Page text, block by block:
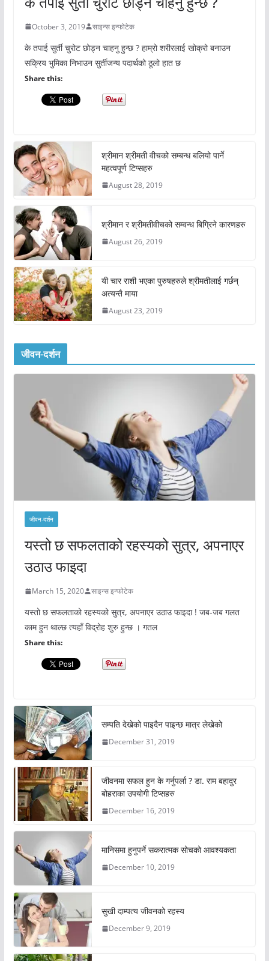
October 3, 2019 साइन्स इन्फोटेक
के तपाई सुर्ती चुरोट छोड्न चाहनु हुन्छ ? हाम्रो शरीरलाई खोक्रो बनाउन
सक्रिय भुमिका निभाउन सुर्तीजन्य पदार्थको ठूलो हात छ
Share this:
श्रीमान श्रीमती वीचको सम्बन्ध बलियो पार्ने
महत्वपूर्ण टिप्सहरु
August 28, 2019
श्रीमान र श्रीमतीवीचको सम्वन्ध बिग्रिने कारणहरु
August 26, 2019
यी चार राशी भएका पुरुषहरुले श्रीमतीलाई गर्छन्
अत्यन्तै माया
August 23, 2019
जीवन-दर्शन
जीवन-दर्शन
यस्तो छ सफलताको रहस्यको सुत्र, अपनाएर
उठाउ फाइदा
March 15, 2020 साइन्स इन्फोटेक
यस्तो छ सफलताको रहस्यको सुत्र, अपनाएर उठाउ फाइदा ! जब-जब गलत
काम हुन थाल्छ त्यहाँ विद्रोह शुरु हुन्छ । गतल
Share this:
सम्पति देखेको पाइदैन पाइन्छ मात्र लेखेको
December 31, 2019
जीवनमा सफल हुन के गर्नुपर्ला ? डा. राम बहादुर
बोहराका उपयोगी टिप्सहरु
December 16, 2019
मानिसमा हुनुपर्ने सकरात्मक सोचको आवश्यकता
December 10, 2019
सुखी दाम्पत्य जीवनको रहस्य
December 9, 2019